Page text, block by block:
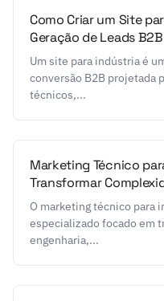
Como Criar um Site
Geração de Leads B2B
Um site para indústria é
conversão B2B projetada
técnicos,...
Marketing Técnico
Transformar
O marketing técnico para
especializado focado em
engenharia,...